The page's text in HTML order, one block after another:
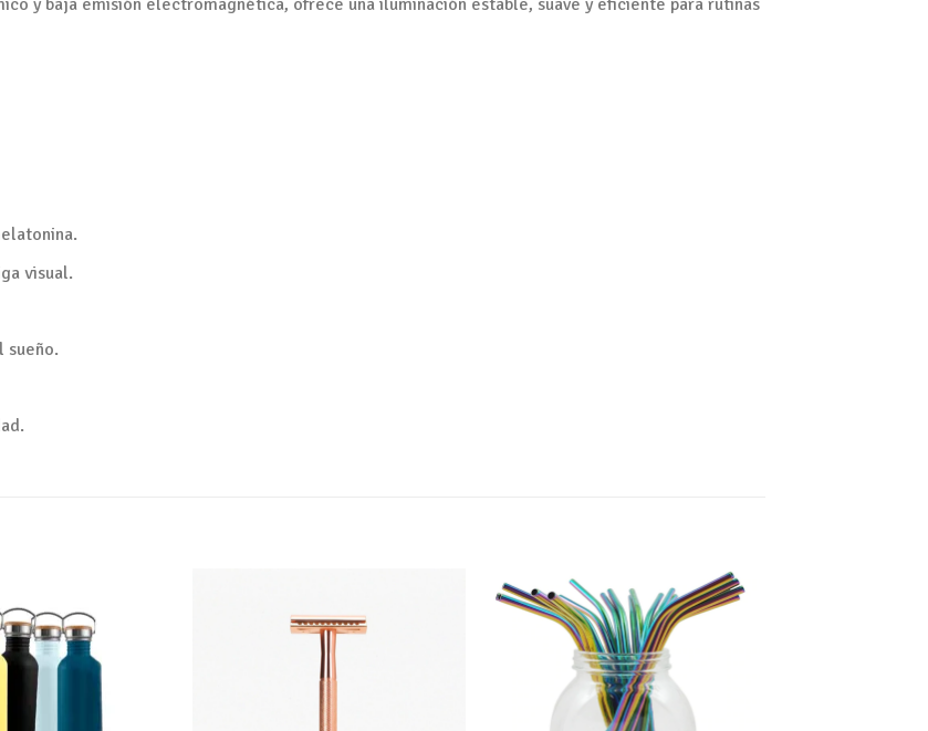
y baja emisión electromagnética, ofrece una iluminación estable, suave y eficiente para rutinas
visual.
sueño.